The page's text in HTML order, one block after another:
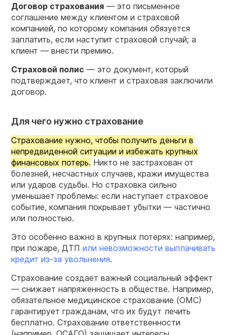
Договор страхования — это письменное
соглашение между клиентом и страховой
компанией, по которому компания обязуется
заплатить, если наступит страховой случай; а
клиент — внести премию.
Страховой полис — это документ, который
подтверждает, что клиент и страховая заключили
договор.
Для чего нужно страхование
Страхование нужно, чтобы получить деньги в
непредвиденной ситуации и избежать крупных
финансовых потерь. Никто не застрахован от
болезней, несчастных случаев, кражи имущества
или ударов судьбы. Но страховка сильно
уменьшает проблемы: если наступает страховое
событие, компания покрывает убытки — частично
или полностью.
Это особенно важно в крупных потерях: например,
при пожаре, ДТП или невозможности выплачивать
кредит из-за увольнения.
Страхование создает важный социальный эффект
— снижает напряженность в обществе. Например,
обязательное медицинское страхование (ОМС)
гарантирует гражданам, что их будут лечить
бесплатно. Страхование ответственности